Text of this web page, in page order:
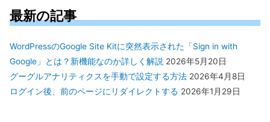
最新の記事
WordPressのGoogle Site Kitに突然表示された「Sign in with
Google」とは？新機能なのか詳しく解説 2026年5月20日
グーグルアナリティクスを手動で設定する方法 2026年4月8日
ログイン後、前のページにリダイレクトする 2026年1月29日